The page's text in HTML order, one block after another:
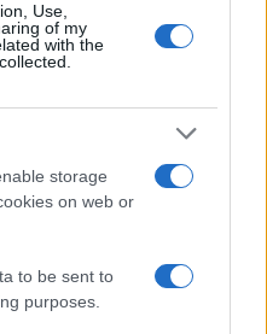
Use,
of my
with the
storage
on web or
to be sent to
purposes.
militari per
di vestiti
28